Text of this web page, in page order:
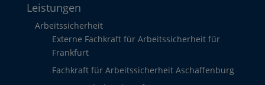
Leistungen
Arbeitssicherheit
Externe Fachkraft für Arbeitssicherheit für
Frankfurt
Fachkraft für Arbeitssicherheit Aschaffenburg